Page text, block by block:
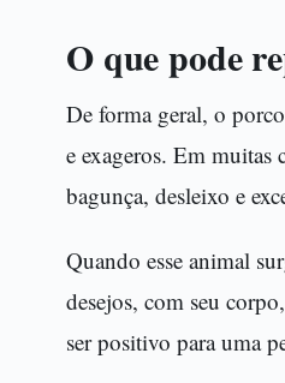
O que pode
De forma geral, o
e exageros. Em muitas
bagunça, desleixo e
Quando esse animal
desejos, com seu
ser positivo para uma